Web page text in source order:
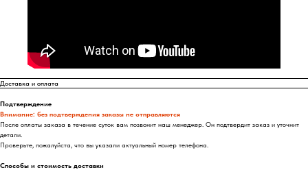
Доставка и оплата
Подтверждение
Внимание: без подтверждения заказы не отправляются
После оплаты заказа в течение суток вам позвонит наш менеджер. Он подтвердит заказ и уточнит
детали.
Проверьте, пожалуйста, что вы указали актуальный номер телефона.
Способы и стоимость доставки